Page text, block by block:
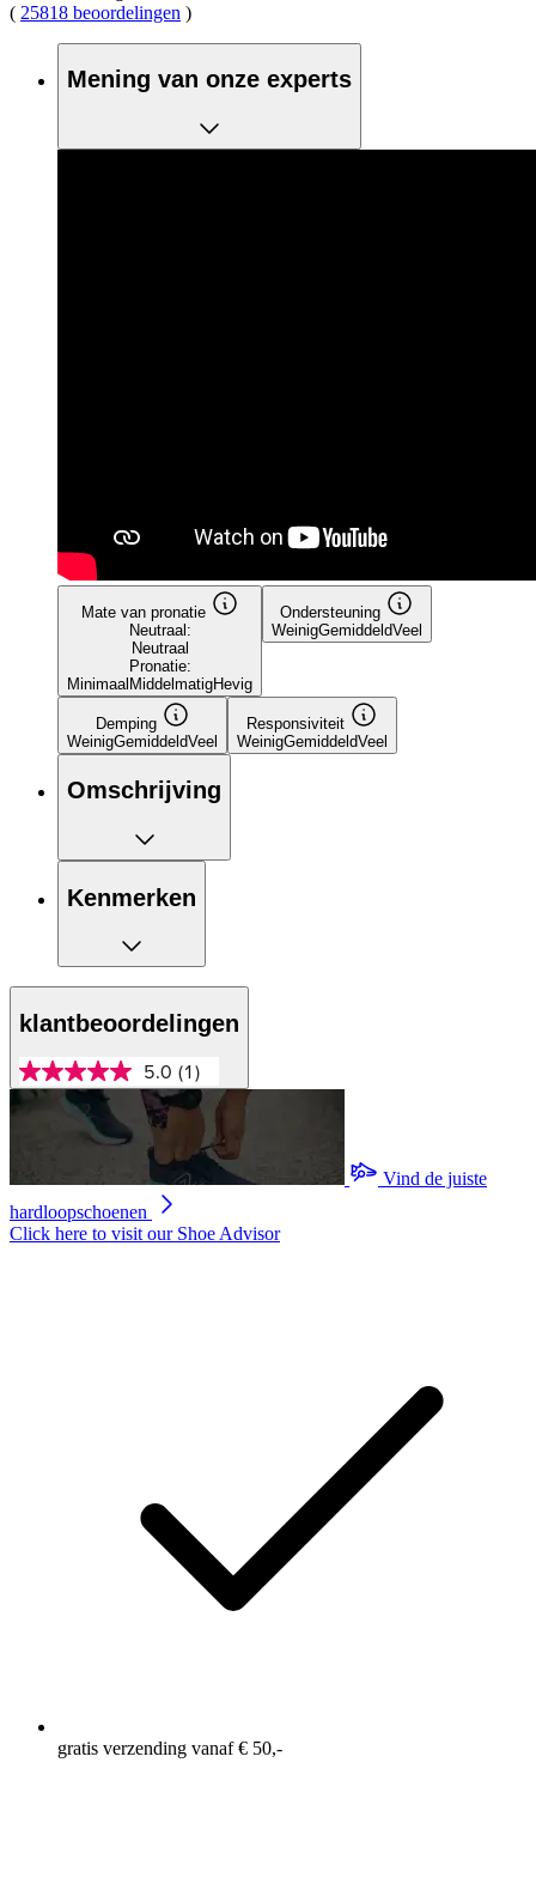
( 25818 beoordelingen )
Mening van onze experts
Mate van pronatie
Neutraal:
Neutraal
Pronatie:
Minimaal MiddelmatigHevig
Ondersteuning
WeinigGemiddeldVeel
Demping
WeinigGemiddeldVeel
Responsiviteit
WeinigGemiddeldVeel
Omschrijving
Kenmerken
klantbeoordelingen
5.0
van
scorewaarde.
a
Review.
5.0 (1)
Vind de juiste
hardloopschoenen
Click here to visit our Shoe Advisor
gratis verzending vanaf € 50,-